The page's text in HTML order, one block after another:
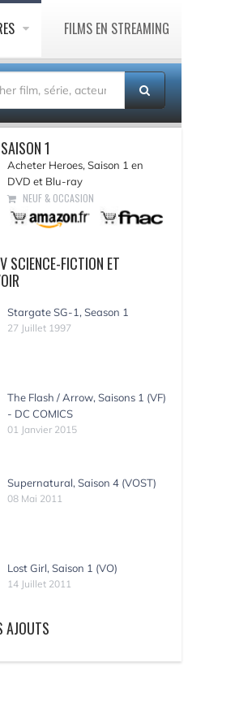
FILMS EN STREAMING
1
Acheter Heroes, Saison 1 en
DVD et Blu-ray
NEUF & OCCASION
SCIENCE-FICTION ET
Stargate SG-1, Season 1
27 Juillet 1997
The Flash / Arrow, Saisons 1 (VF)
- DC COMICS
01 Janvier 2015
Supernatural, Saison 4 (VOST)
08 Mai 2011
Lost Girl, Saison 1 (VO)
14 Juillet 2011
AJOUTS